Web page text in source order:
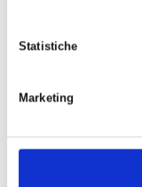
Statistiche
Marketing
Idee
La Posta